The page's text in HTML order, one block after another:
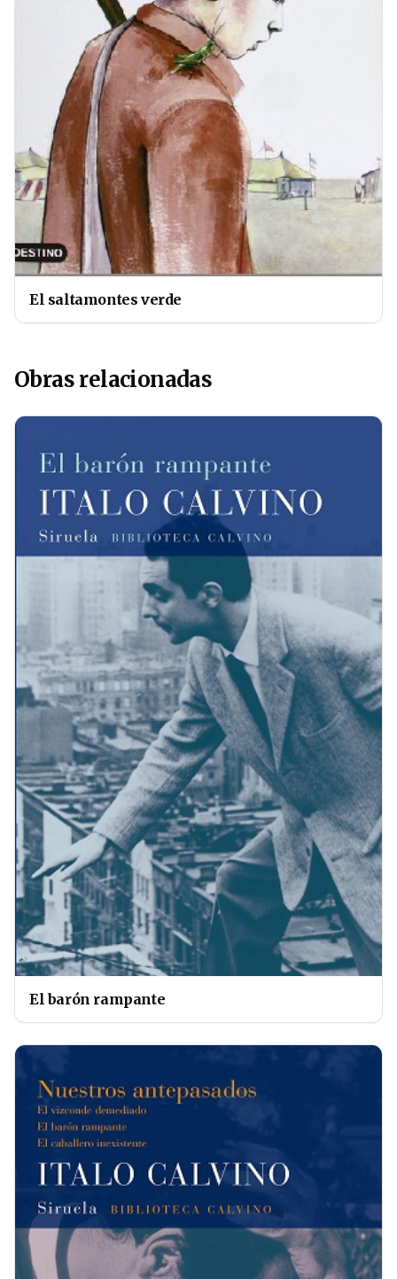
El saltamontes verde
Obras relacionadas
El barón rampante